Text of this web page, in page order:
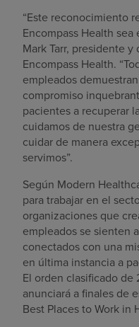
“Este reconocimiento
Encompass Health
Mark Tarr, presidente
Encompass Health.
empleados
compromiso
pacientes a recuperar
cuidamos de nuestra
cuidar de manera
servimos”.
Según Modern
para trabajar en el
organizaciones que
empleados se sienten
conectados con una
en última instancia a
El orden clasificado de
anunciará a finales de
Best Places to Work in